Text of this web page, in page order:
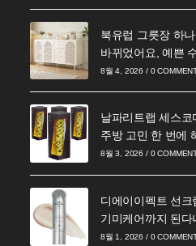
북유럽 그릇장 하
바뀌었어요, 예쁜
8월 4, 2026 / 0
날파리트랩 세스
주방 고민 한 번에
8월 3, 2026 / 0
디에이이펙트 선
기미케어까지 된다
8월 1, 2026 / 0